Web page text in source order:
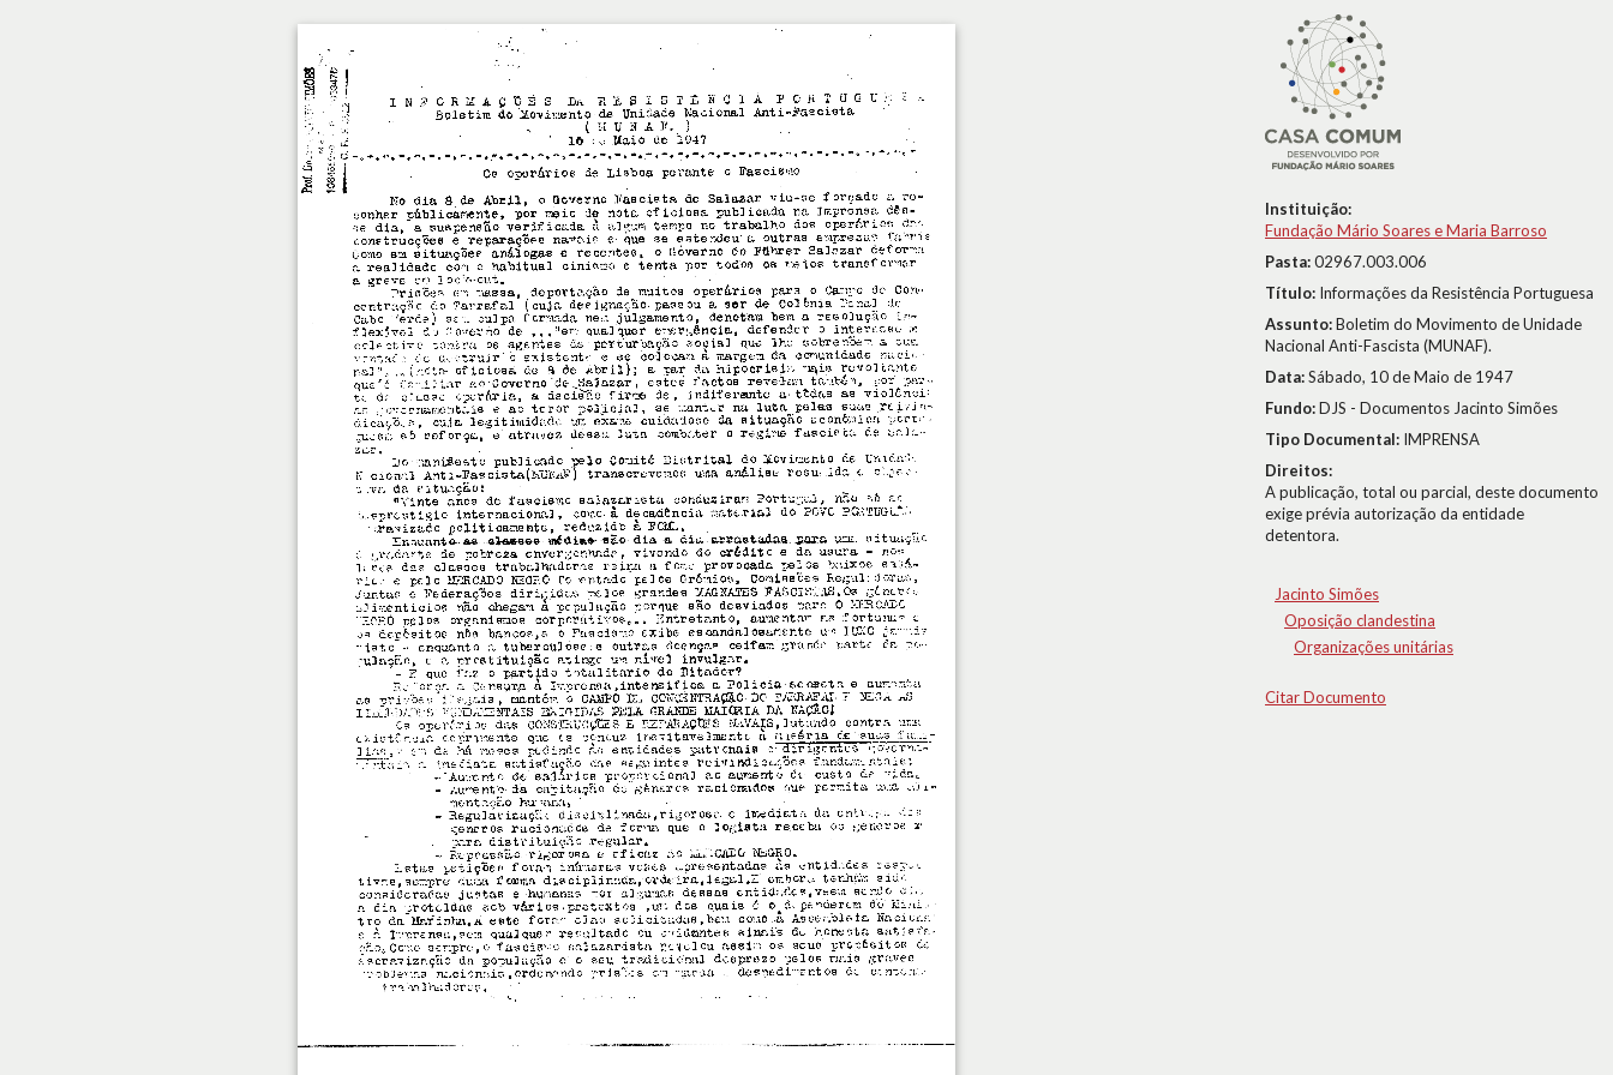
Instituição:
Fundação Mário Soares e Maria Barroso
Pasta:02967.003.006
Título: Informações da Resistência Portuguesa
Assunto:Boletim do Movimento de Unidade
Nacional Anti-Fascista (MUNAF).
Data:Sábado, 10 de Maio de 1947
Fundo:DJS - Documentos Jacinto Simões
Tipo Documental: IMPRENSA
Direitos:
A publicação, total ou parcial, deste documento
exige prévia autorização da entidade
detentora.
Jacinto Simões
Oposição clandestina
Organizações unitárias
Citar Documento